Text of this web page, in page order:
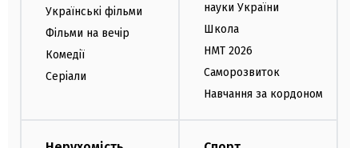
Українські фільми
Фільми на вечір
Комедії
Серіали
науки України
Школа
НМТ 2026
Саморозвиток
Навчання за кордоном